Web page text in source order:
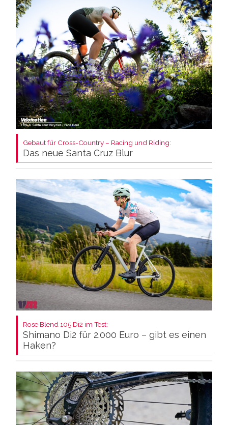
Gebaut für Cross-Country – Racing und Riding:
Das neue Santa Cruz Blur
Rose Blend 105 Di2 im Test:
Shimano Di2 für 2.000 Euro – gibt es einen
Haken?